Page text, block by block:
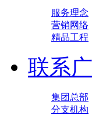
服务理念
营销网络
精品工程
联系
集团总部
分支机构